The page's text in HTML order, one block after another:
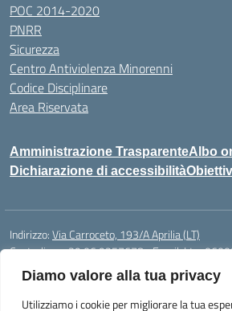
Diamo valore alla tua privacy
Utilizziamo i cookie per migliorare la tua
POC 2014-2020
PNRR
Sicurezza
Centro Antiviolenza Minorenni
Codice Disciplinare
Area Riservata
Amministrazione TrasparenteAlbo
Dichiarazione di accessibilità
Indirizzo:Via Carroceto, 193/A Aprilia (LT)
Centralino:+39 06 9257678 Email:
Posta elettronica certificata (PEC):
Codice fiscale: 91001930592